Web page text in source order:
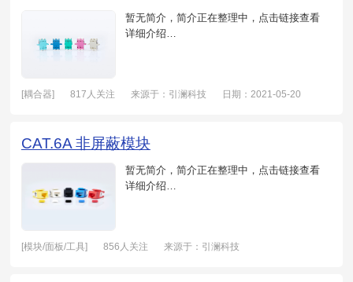
暂无简介，简介正在整理中，点击链接查看
详细介绍…
[耦合器] 817人关注 来源于：引澜科技 日期：2021-05-20
CAT.6A 非屏蔽模块
暂无简介，简介正在整理中，点击链接查看
详细介绍…
[模块/面板/工具] 856人关注
来源于：引澜科技